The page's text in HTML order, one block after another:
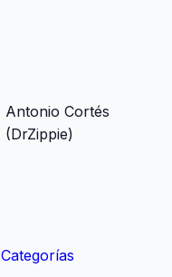
Antonio Cortés
(DrZippie)
Categorías